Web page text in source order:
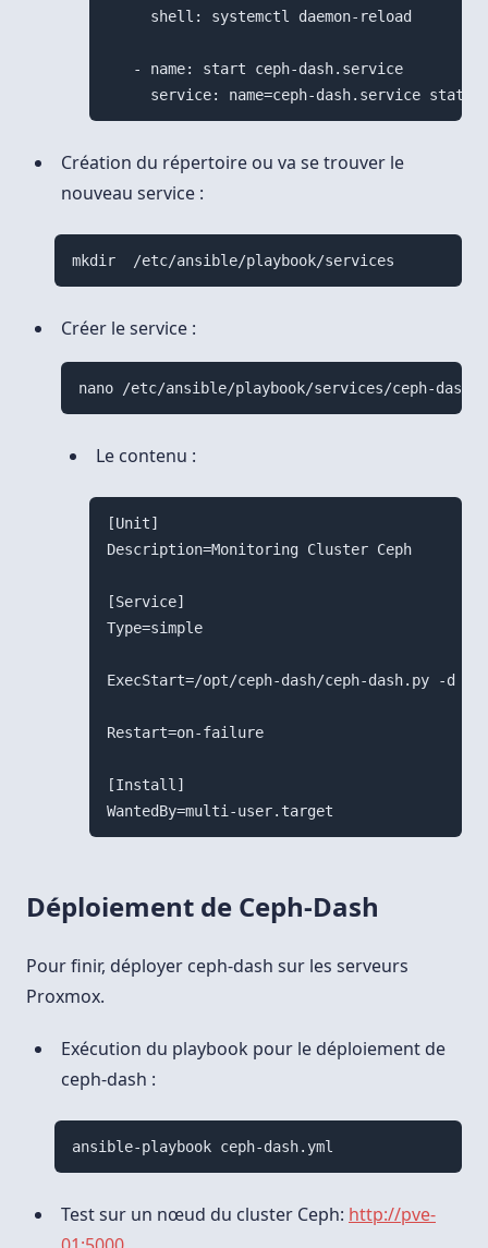
     shell: systemctl daemon-reload
   - name: start ceph-dash.service
Création du répertoire ou va se trouver le
nouveau service :
mkdir  /etc/ansible/playbook/services
Créer le service :
nano /etc/ansible/playbook/services/ceph-
Le contenu :
[Unit]
Description=Monitoring Cluster Ceph
[Service]
Type=simple
ExecStart=/opt/ceph-dash/ceph-dash.py -d
Restart=on-failure
[Install]
Déploiement de Ceph-Dash
Pour finir, déployer ceph-dash sur les serveurs
Proxmox.
Exécution du playbook pour le déploiement de
ceph-dash :
ansible-playbook ceph-dash.yml
Test sur un nœud du cluster Ceph: http://pve-